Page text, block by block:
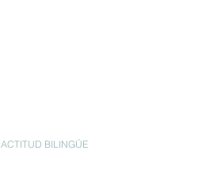
ACTITUD BILINGÜE